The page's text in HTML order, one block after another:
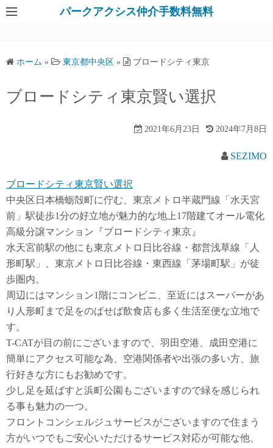
パークアクシス仲介手数料無料
ホーム » 東京都中央区 » ブロードシティ東京
ブロードシティ東京賢い選択
2021年6月23日 2024年7月8日
SEZIMO
ブロードシティ東京賢い選択
中央区日本橋蛎殻町に佇む、東京メトロ半蔵門線「水天宮
前」駅徒歩1分の好立地が魅力的な地上17階建てオール電化
高級分譲マンション『ブロードシティ東京』
水天宮前駅の他にも東京メトロ日比谷線・都営浅草線「人
形町駅」、東京メトロ日比谷線・東西線「茅場町駅」が徒
歩圏内。
周辺にはマンション1階にコンビニ、至近にはスーパーがあ
り人形町まで足をのばせば飲食店も多く生活至便な立地で
す。
T-CATが目の前にございますので、羽田空港、成田空港に
簡単にアクセス可能な為、空港関係者や出張の多い方、旅
行好きな方にもお勧めです。
少し足を延ばすと浜町公園もございますので緑を感じられ
る事も魅力の一つ。
フロントコンシェルジュサービスがございますので住まう
方がいつでもご安心いただけるサービス対応が可能な他、